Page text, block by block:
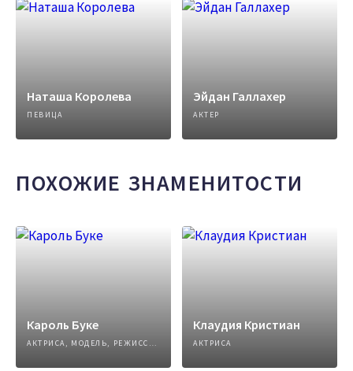
Наташа Королева
ПЕВИЦА
Эйдан Галлахер
АКТЕР
ПОХОЖИЕ ЗНАМЕНИТОСТИ
Кароль Буке
АКТРИСА, МОДЕЛЬ, РЕЖИССЕР ФИЛЬМА
Клаудия Кристиан
АКТРИСА